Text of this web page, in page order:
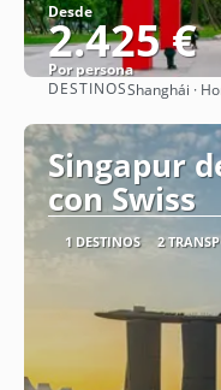
Desde
2.425 €
Por persona
DESTINOSShanghái ·
Singapur
con Swiss
1 DESTINOS 2